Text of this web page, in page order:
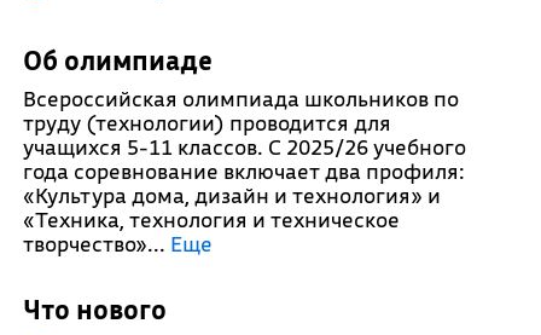
Об олимпиаде
Всероссийская олимпиада школьников по
труду (технологии) проводится для
учащихся 5-11 классов. С 2025/26 учебного
года соревнование включает два профиля:
«Культура дома, дизайн и технология» и
«Техника, технология и техническое
творчество»... Еще
Что нового